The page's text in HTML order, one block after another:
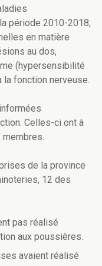
période 2010-2018,
en matière
au dos,
(hypersensibilité
la fonction nerveuse.
Celles-ci ont à
membres.
de la province
12 des
pas réalisé
aux poussières.
avaient réalisé